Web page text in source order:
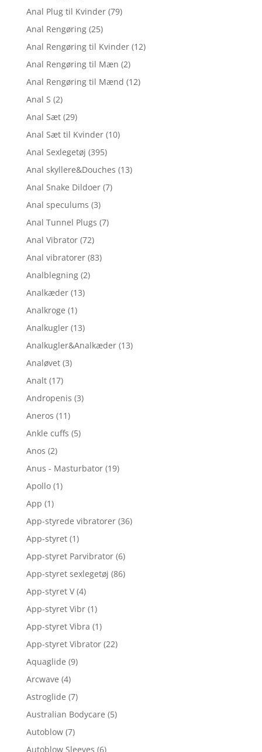
Anal Plug til Kvinder (79)
Anal Rengøring (25)
Anal Rengøring til Kvinder (12)
Anal Rengøring til Mæn (2)
Anal Rengøring til Mænd (12)
Anal S (2)
Anal Sæt (29)
Anal Sæt til Kvinder (10)
Anal Sexlegetøj (395)
Anal skyllere&Douches (13)
Anal Snake Dildoer (7)
Anal speculums (3)
Anal Tunnel Plugs (7)
Anal Vibrator (72)
Anal vibratorer (83)
Analblegning (2)
Analkæder (13)
Analkroge (1)
Analkugler (13)
Analkugler&Analkæder (13)
Analøvet (3)
Analt (17)
Andropenis (3)
Aneros (11)
Ankle cuffs (5)
Anos (2)
Anus - Masturbator (19)
Apollo (1)
App (1)
App-styrede vibratorer (36)
App-styret (1)
App-styret Parvibrator (6)
App-styret sexlegetøj (86)
App-styret V (4)
App-styret Vibr (1)
App-styret Vibra (1)
App-styret Vibrator (22)
Aquaglide (9)
Arcwave (4)
Astroglide (7)
Australian Bodycare (5)
Autoblow (7)
Autoblow Sleeves (6)